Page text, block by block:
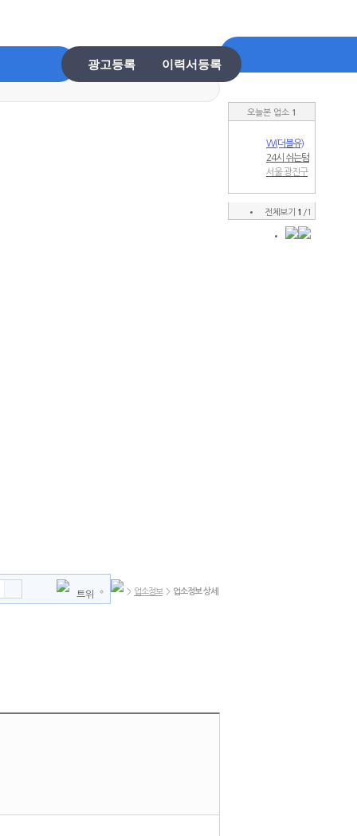
광고등록 이력서등록
오늘본 업소 1
W(더블유)
24시 쉬는텀
없이 영업중
서울 광진구
전체보기 1 /1
> 업소정보> 업소정보 상세